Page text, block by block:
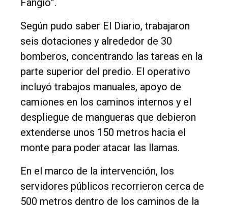
Nosotros
Contacto
Fangio”.
Según pudo saber El Diario, trabajaron
seis dotaciones y alrededor de 30
bomberos, concentrando las tareas en la
parte superior del predio. El operativo
incluyó trabajos manuales, apoyo de
camiones en los caminos internos y el
despliegue de mangueras que debieron
extenderse unos 150 metros hacia el
monte para poder atacar las llamas.
En el marco de la intervención, los
servidores públicos recorrieron cerca de
500 metros dentro de los caminos de la